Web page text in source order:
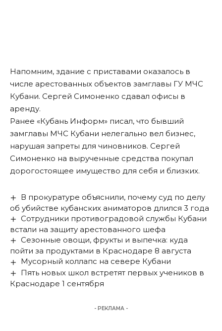
Напомним, здание с приставами оказалось в
числе арестованных объектов замглавы ГУ МЧС
Кубани. Сергей Симоненко сдавал офисы в
аренду.
Ранее «Кубань Информ» писал, что бывший
замглавы МЧС Кубани нелегально вел бизнес,
нарушая запреты для чиновников. Сергей
Симоненко на вырученные средства покупал
дорогостоящее имущество для себя и близких.
В прокуратуре объяснили, почему суд по делу
об убийстве кубанских аниматоров длился 3 года
Сотрудники противоградовой службы Кубани
встали на защиту арестованного шефа
Сезонные овощи, фрукты и выпечка: куда
пойти за продуктами в Краснодаре 8 августа
Мусорный коллапс на севере Кубани
Пять новых школ встретят первых учеников в
Краснодаре 1 сентября
- РЕКЛАМА -